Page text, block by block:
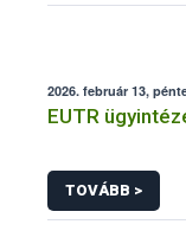
2026. február 13,
EUTR
TOVÁBB >